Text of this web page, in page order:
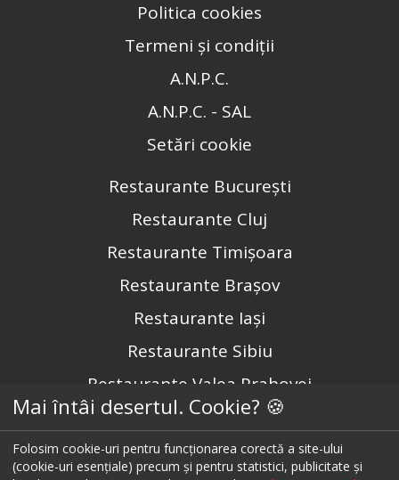
Politica cookies
Termeni și condiții
A.N.P.C.
A.N.P.C. - SAL
Setări cookie
Restaurante București
Restaurante Cluj
Restaurante Timișoara
Restaurante Brașov
Restaurante Iași
Restaurante Sibiu
Restaurante Valea Prahovei
Restaurante Litoral
Restaurante Bacău
Mai întâi desertul. Cookie? 🍪
Folosim cookie-uri pentru funcționarea corectă a site-ului
(cookie-uri esențiale) precum și pentru statistici, publicitate și